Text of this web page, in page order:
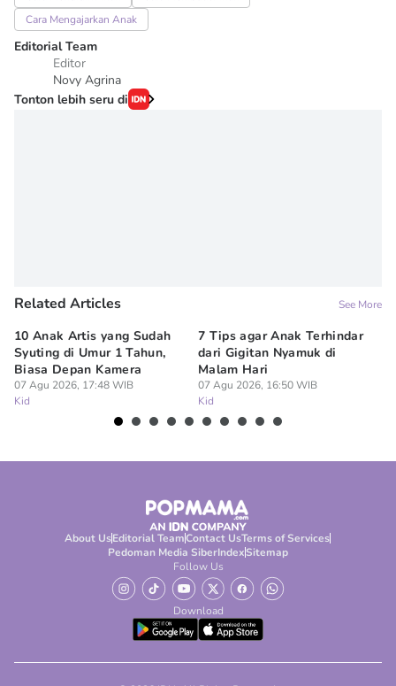
Cara Mengajarkan Anak
Editorial Team
Editor
Novy Agrina
Tonton lebih seru di
Related Articles See More
10 Anak Artis yang Sudah
Syuting di Umur 1 Tahun,
Biasa Depan Kamera
07 Agu 2026, 17:48 WIB
Kid
7 Tips agar Anak Terhindar
dari Gigitan Nyamuk di
Malam Hari
07 Agu 2026, 16:50 WIB
Kid
About UsEditorial TeamContact UsTerms of Services
Pedoman Media SiberIndexSitemap
Follow Us
Download